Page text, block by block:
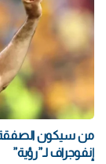
إنفوجراف لـ”رؤية”